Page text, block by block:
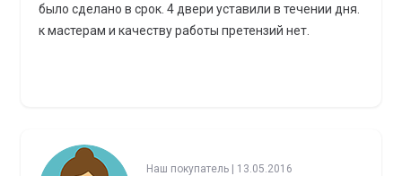
было сделано в срок. 4 двери уставили в течении дня.
к мастерам и качеству работы претензий нет.
Наш покупатель | 13.05.2016